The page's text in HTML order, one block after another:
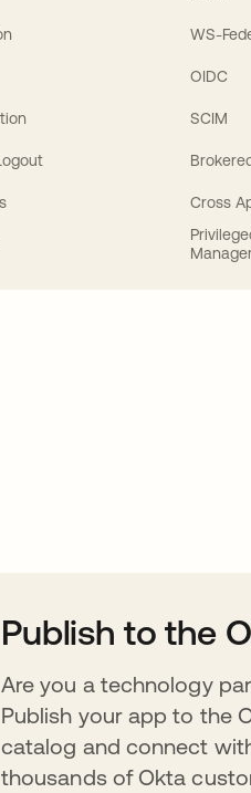
WS-
OIDC
SCIM
Cross
Publish to the
Are you a technology
Publish your app to the
catalog and connect
thousands of Okta